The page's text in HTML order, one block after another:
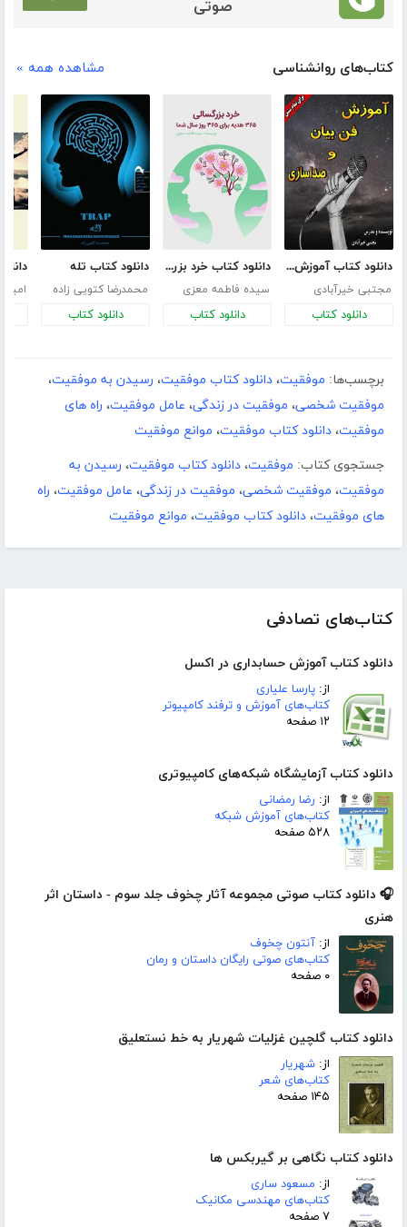
کتاب‌های تصادفی
دانلود کتاب آموزش حسابداری در اکسل
از: پارسا علیاری
کتاب‌های آموزش و ترفند کامپیوتر
۱۲ صفحه
دانلود کتاب آزمایشگاه شبکه‌های کامپیوتری
از: رضا رمضانی
کتاب‌های آموزش شبکه
۵۲۸ صفحه
🎧 دانلود کتاب صوتی مجموعه آثار چخوف جلد سوم - داستان اثر
هنری
از: آنتون چخوف
کتاب‌های صوتی رایگان داستان و رمان
۰ صفحه
دانلود کتاب گلچین غزلیات شهریار به خط نستعلیق
از: شهریار
کتاب‌های شعر
۱۴۵ صفحه
دانلود کتاب نگاهی بر گیربکس ها
از: مسعود ساری
کتاب‌های مهندسی مکانیک
۷ صفحه
صوتی
کتاب‌های روانشناسی مشاهده همه »
دانلود کتاب آموزش فن بیان و صداسازی
مجتبی خیرآبادی
دانلود کتاب
دانلود کتاب خرد بزرگسالی:365 هدیه برای 365 روز سال شما
سیده فاطمه معزی
دانلود کتاب
دانلود کتاب تله
محمدرضا کتویی زاده
دانلود کتاب
برچسب‌ها: موفقیت، دانلود کتاب موفقیت، رسیدن به موفقیت،
موفقیت شخصی، موفقیت در زندگی، عامل موفقیت، راه های
موفقیت، دانلود کتاب موفقیت، موانع موفقیت
جستجوی کتاب: موفقیت، دانلود کتاب موفقیت، رسیدن به
موفقیت، موفقیت شخصی، موفقیت در زندگی، عامل موفقیت، راه
های موفقیت، دانلود کتاب موفقیت، موانع موفقیت